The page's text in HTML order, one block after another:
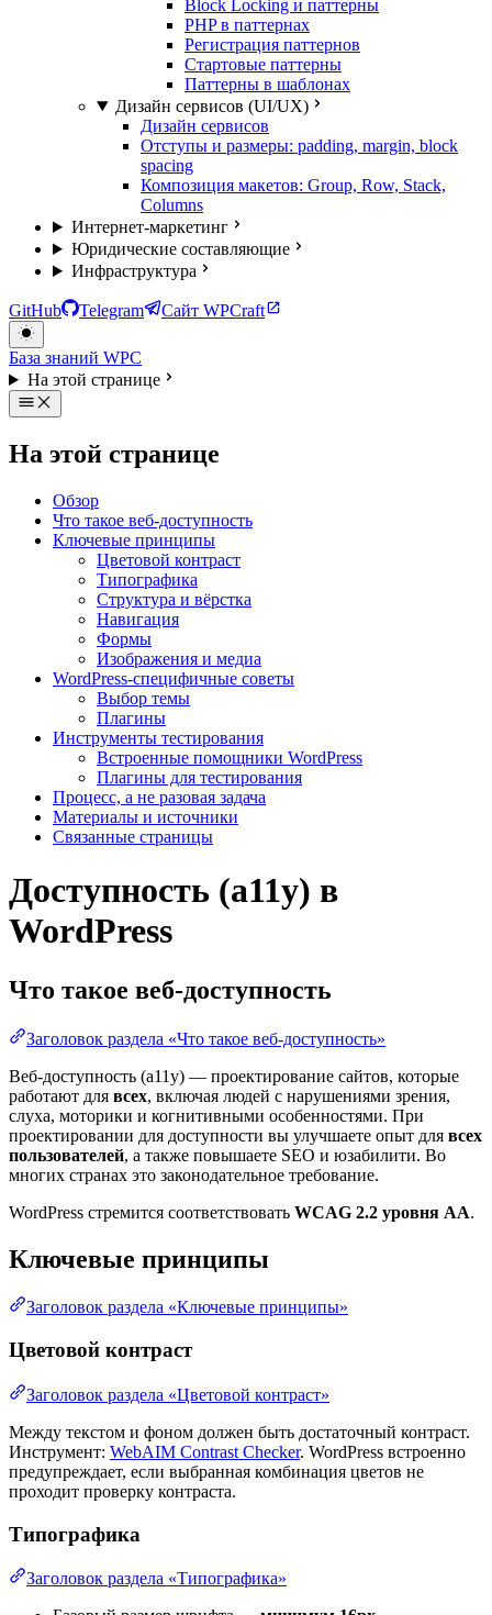
Block Locking и паттерны
PHP в паттернах
Регистрация паттернов
Стартовые паттерны
Паттерны в шаблонах
Дизайн сервисов (UI/UX)
Дизайн сервисов
Отступы и размеры: padding, margin, block
spacing
Композиция макетов: Group, Row, Stack,
Columns
Интернет-маркетинг
Юридические составляющие
Инфраструктура
GitHub Telegram Сайт WPCraft
База знаний WPC
На этой странице
На этой странице
Обзор
Что такое веб-доступность
Ключевые принципы
Цветовой контраст
Типографика
Структура и вёрстка
Навигация
Формы
Изображения и медиа
WordPress-специфичные советы
Выбор темы
Плагины
Инструменты тестирования
Встроенные помощники WordPress
Плагины для тестирования
Процесс, а не разовая задача
Материалы и источники
Связанные страницы
Доступность (a11y) в
WordPress
Что такое веб-доступность
Заголовок раздела «Что такое веб-доступность»
Веб-доступность (a11y) — проектирование сайтов, которые
работают для всех, включая людей с нарушениями зрения,
слуха, моторики и когнитивными особенностями. При
проектировании для доступности вы улучшаете опыт для всех
пользователей, а также повышаете SEO и юзабилити. Во
многих странах это законодательное требование.
WordPress стремится соответствовать WCAG 2.2 уровня AA.
Ключевые принципы
Заголовок раздела «Ключевые принципы»
Цветовой контраст
Заголовок раздела «Цветовой контраст»
Между текстом и фоном должен быть достаточный контраст.
Инструмент: WebAIM Contrast Checker. WordPress встроенно
предупреждает, если выбранная комбинация цветов не
проходит проверку контраста.
Типографика
Заголовок раздела «Типографика»